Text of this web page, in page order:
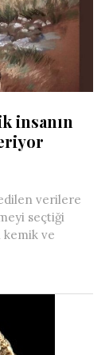
insanın
verilere
seçtiği
kemik ve